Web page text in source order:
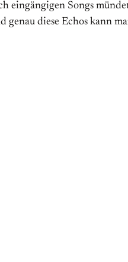
eingängigen Songs
diese Echos kann